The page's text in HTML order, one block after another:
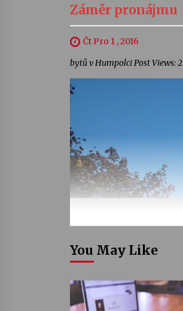
Záměr pronájmu
Čt Pro 1 , 2016
bytů v Humpolci Post Views: 2
You May Like